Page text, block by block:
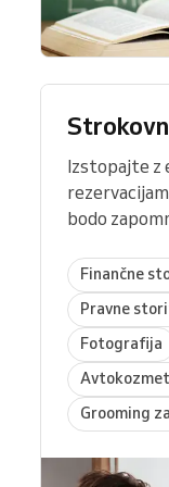
Izstopajte z
bodo
Finančne
Pravne
Fotografija
Grooming